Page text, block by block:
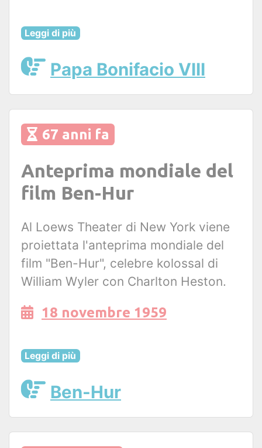
Leggi di più
Papa Bonifacio VIII
67 anni fa
Anteprima mondiale del
film Ben-Hur
Al Loews Theater di New York viene
proiettata l'anteprima mondiale del
film "Ben-Hur", celebre kolossal di
William Wyler con Charlton Heston.
18 novembre 1959
Leggi di più
Ben-Hur